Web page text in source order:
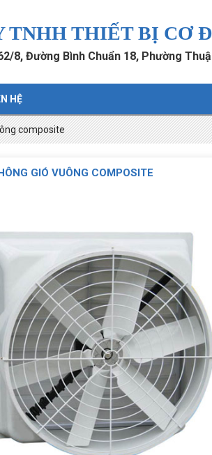
TNHH THIẾT BỊ CƠ
8, Đường Bình Chuẩn 18, Phường
HỆ
composite
GIÓ VUÔNG COMPOSITE